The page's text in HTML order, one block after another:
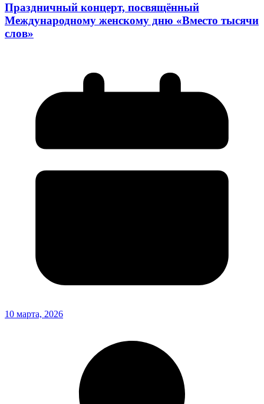
Праздничный концерт, посвящённый
Международному женскому дню «Вместо тысячи
слов»
10 марта, 2026